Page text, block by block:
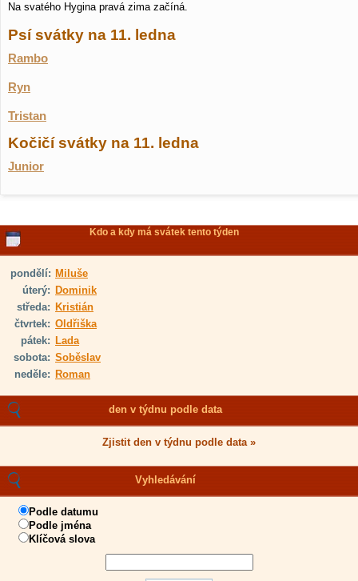
Na svatého Hygina pravá zima začíná.
Psí svátky na 11. ledna
Rambo
Ryn
Tristan
Kočičí svátky na 11. ledna
Junior
Kdo a kdy má svátek tento týden
pondělí: Miluše
úterý: Dominik
středa: Kristián
čtvrtek: Oldřiška
pátek: Lada
sobota: Soběslav
neděle: Roman
den v týdnu podle data
Zjistit den v týdnu podle data »
Vyhledávání
Podle datumu
Podle jména
Klíčová slova